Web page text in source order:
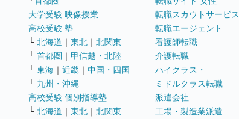
大学受験 映像授業
高校受験 塾
└ 北海道 ｜ 東北 ｜ 北関東
└ 首都圏 ｜ 甲信越・北陸
└ 東海 ｜ 近畿 ｜ 中国・四国
└ 九州・沖縄
高校受験 個別指導塾
└ 北海道 ｜ 東北 ｜ 北関東
転職スカウトサービス
転職エージェント
看護師転職
介護転職
ハイクラス・
ミドルクラス転職
派遣会社
工場・製造業派遣